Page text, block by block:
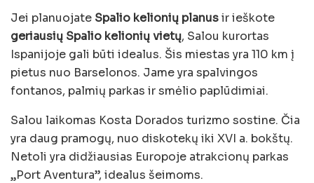
Jei planuojate Spalio kelionių planusir ieškote
geriausių Spalio kelionių vietų, Salou kurortas
Ispanijoje gali būti idealus. Šis miestas yra 110 km į
pietus nuo Barselonos. Jame yra spalvingos
fontanos, palmių parkas ir smėlio paplūdimiai.
Salou laikomas Kosta Dorados turizmo sostine. Čia
yra daug pramogų, nuo diskotekų iki XVI a. bokštų.
Netoli yra didžiausias Europoje atrakcionų parkas
„Port Aventura”, idealus šeimoms.